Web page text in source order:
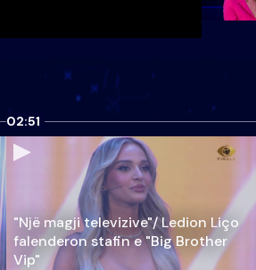
02:51
"Një magji televizive"/ Ledion Liço
falenderon stafin e "Big Brother
Vip"